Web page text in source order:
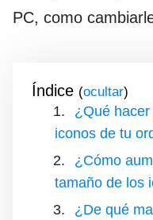
PC, como
Índice ( )
¿Qué
iconos de tu
¿Cómo
tamaño de los
¿De qué